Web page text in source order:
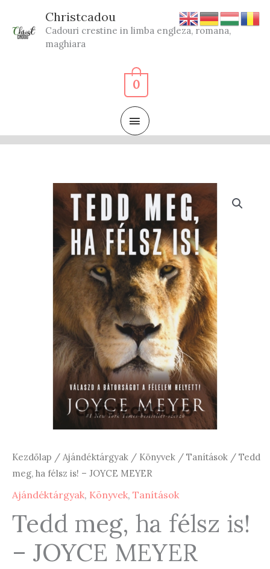
content
Christcadou
Cadouri crestine in limba engleza, romana,
maghiara
MAIN
MENU
0
Kezdőlap / Ajándéktárgyak / Könyvek / Tanítások / Tedd
meg, ha félsz is! – JOYCE MEYER
Ajándéktárgyak, Könyvek, Tanítások
Tedd meg, ha félsz is!
– JOYCE MEYER